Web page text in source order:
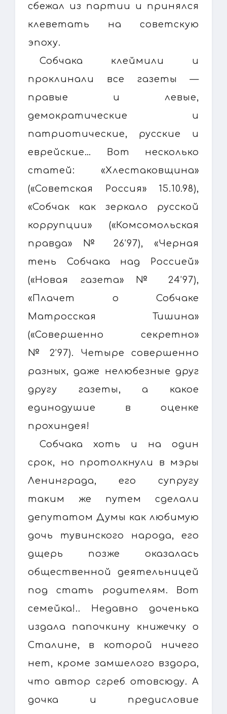
сбежал из партии и принялся
клеветать на советскую
эпоху.
Собчака клеймили и
проклинали все газеты —
правые и левые,
демократические и
патриотические, русские и
еврейские… Вот несколько
статей: «Хлестаковщина»
(«Советская Россия» 15.10.98),
«Собчак как зеркало русской
коррупции» («Комсомольская
правда» № 26’97), «Черная
тень Собчака над Россией»
(«Новая газета» № 24’97),
«Плачет о Собчаке
Матросская Тишина»
(«Совершенно секретно»
№ 2’97). Четыре совершенно
разных, даже нелюбезные друг
другу газеты, а какое
единодушие в оценке
прохиндея!
Собчака хоть и на один
срок, но протолкнули в мэры
Ленинграда, его супругу
таким же путем сделали
депутатом Думы как любимую
дочь тувинского народа, его
дщерь позже оказалась
общественной деятельницей
под стать родителям. Вот
семейка!.. Недавно доченька
издала папочкину книжечку о
Сталине, в которой ничего
нет, кроме замшелого вздора,
что автор сгреб отовсюду. А
дочка и предисловие